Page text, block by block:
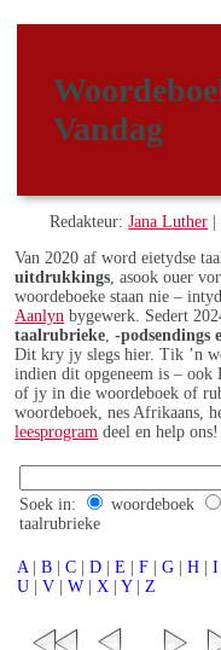
Vandag
Redakteur:Jana Luther |
Van 2020 af word eietydse
uitdrukkings , asook ouer
woordeboeke staan nie –
Aanlyn bygewerk. Sedert
taalrubrieke ,-podsendings
Dit kry jy slegs hier. Tik ’n
indien dit opgeneem is – ook
of jy in die woordeboek of
woordeboek, nes Afrikaans,
leesprogram deel en help ons!
Soek in: woordeboek
taalrubrieke
A | B | C | D | E | F | G | H | I
U | V | W | X | Y | Z